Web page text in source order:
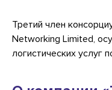
Третий член
Networking Limited,
логистических услуг